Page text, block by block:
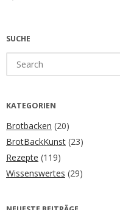
SUCHE
for:
KATEGORIEN
Brotbacken (20)
BrotBackKunst (23)
Rezepte (119)
Wissenswertes (29)